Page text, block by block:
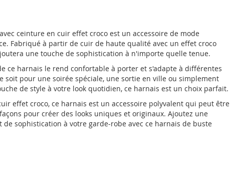
ceinture en cuir effet croco est un accessoire de mode
Fabriqué à partir de cuir de haute qualité avec un effet croco
une touche de sophistication à n'importe quelle tenue.
ce harnais le rend confortable à porter et s'adapte à différentes
soit pour une soirée spéciale, une sortie en ville ou simplement
de style à votre look quotidien, ce harnais est un choix parfait.
effet croco, ce harnais est un accessoire polyvalent qui peut être
pour créer des looks uniques et originaux. Ajoutez une
de sophistication à votre garde-robe avec ce harnais de buste